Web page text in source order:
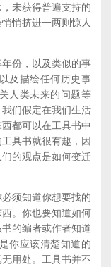
未获得普遍支持的
悄挤进一两则惊人
份，以及类似的事
及描绘任何历史事
人类未来的问题等
们假定在我们生活
都可以在工具书中
具书就很有趣，因
的观点是如何变迁
须知道你想要找的
。你也要知道如何
的编者或作者知道
你应该清楚知道的
用处。工具书并不